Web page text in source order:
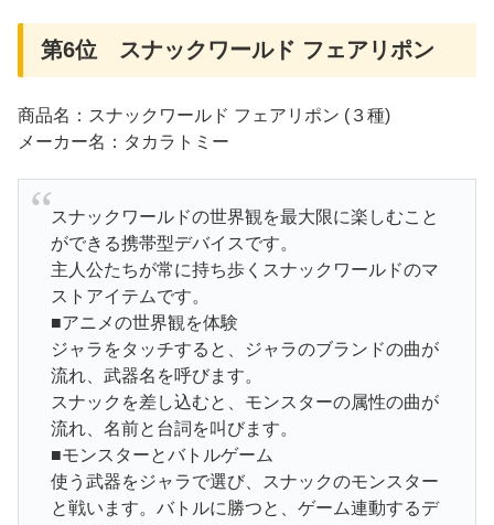
第6位 スナックワールド フェアリポン
商品名：スナックワールド フェアリポン (３種)
メーカー名：タカラトミー
スナックワールドの世界観を最大限に楽しむこと
ができる携帯型デバイスです。
主人公たちが常に持ち歩くスナックワールドのマ
ストアイテムです。
■アニメの世界観を体験
ジャラをタッチすると、ジャラのブランドの曲が
流れ、武器名を呼びます。
スナックを差し込むと、モンスターの属性の曲が
流れ、名前と台詞を叫びます。
■モンスターとバトルゲーム
使う武器をジャラで選び、スナックのモンスター
と戦います。バトルに勝つと、ゲーム連動するデ